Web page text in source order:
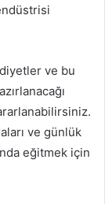
ve bu
ve günlük
eğitmek için